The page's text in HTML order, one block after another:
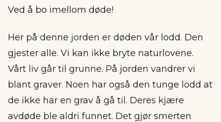
Ved å bo imellom døde!
Her på denne jorden er døden vår lodd. Den
gjester alle. Vi kan ikke bryte naturlovene.
Vårt liv går til grunne. På jorden vandrer vi
blant graver. Noen har også den tunge lodd at
de ikke har en grav å gå til. Deres kjære
avdøde ble aldri funnet. Det gjør smerten